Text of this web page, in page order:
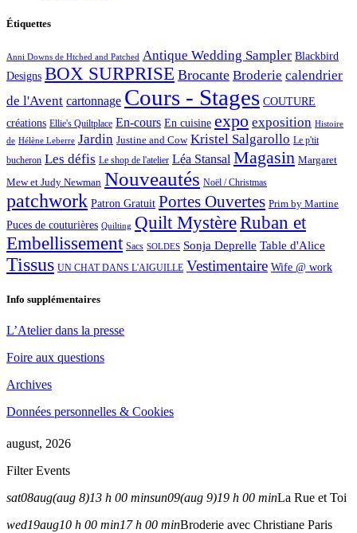
Étiquettes
Anni Downs de Htched and Patched Antique Wedding Sampler Blackbird
Designs BOX SURPRISE Brocante Broderie calendrier
de l'Avent cartonnage Cours - Stages COUTURE
créations Ellie's Quiltplace En-cours En cuisine expo exposition Histoire
de Hélène Leberre Jardin Justine and Cow Kristel Salgarollo Le p'tit
bucheron Les défis Le shop de l'atelier Léa Stansal Magasin Margaret
Mew et Judy Newman Nouveautés Noël / Christmas
patchwork Patron Gratuit Portes Ouvertes Prim by Martine
Puces de couturières Quilting Quilt MystèreRuban et
Embellissement Sacs SOLDES Sonja Deprelle Table d'Alice
Tissus UN CHAT DANS L'AIGUILLE Vestimentaire Wife @ work
Info supplémentaires
L’Atelier dans la presse
Foire aux questions
Archives
Données personnelles & Cookies
august, 2026
Filter Events
sat08aug(aug 8)13 h 00 minsun09(aug 9)19 h 00 minLa Rue et Toi
wed19aug10 h 00 min17 h 00 minBroderie avec Christiane Paris